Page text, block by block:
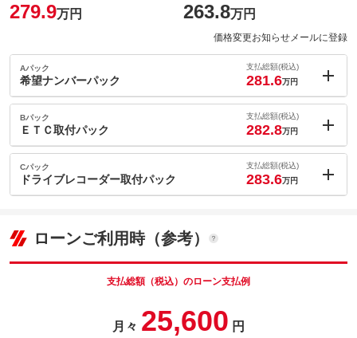
279.9万円 263.8万円
価格変更お知らせメールに登録
Aパック
希望ナンバーパック
支払総額(税込)
281.6万円
内：オプシ
ョン価格
(税込)
車両本体価
263.8万円
このパックの見積もり依頼（無料）
Bパック
ＥＴＣ取付パック
支払総額(税込)
282.8万円
内：オプシ
ョン価格
(税込)
車両本体価
パック内容
Cパック
ドライブレコーダー取付パック
支払総額(税込)
283.6万円
車両本体価
263.8
ローンご利用時（参考）
支払総額（税込）のローン支払例
月々 25,600 円